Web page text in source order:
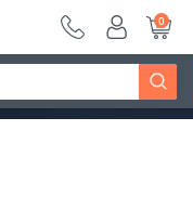
Дізнатись більше
0